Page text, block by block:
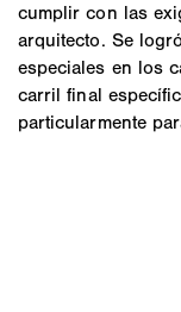
cumplir con las
arquitecto. Se
especiales en los
carril final
particularmente